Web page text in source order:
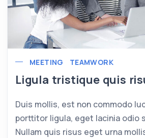
MEETING TEAMWORK
Ligula tristique quis
Duis mollis, est non commodo
porttitor ligula, eget lacinia odio
Nullam quis risus eget urna